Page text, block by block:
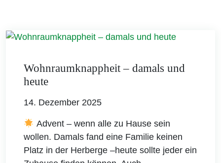
Wohnraumknappheit – damals und
heute
14. Dezember 2025
Advent – wenn alle zu Hause sein
wollen. Damals fand eine Familie keinen
Platz in der Herberge –heute sollte jeder ein